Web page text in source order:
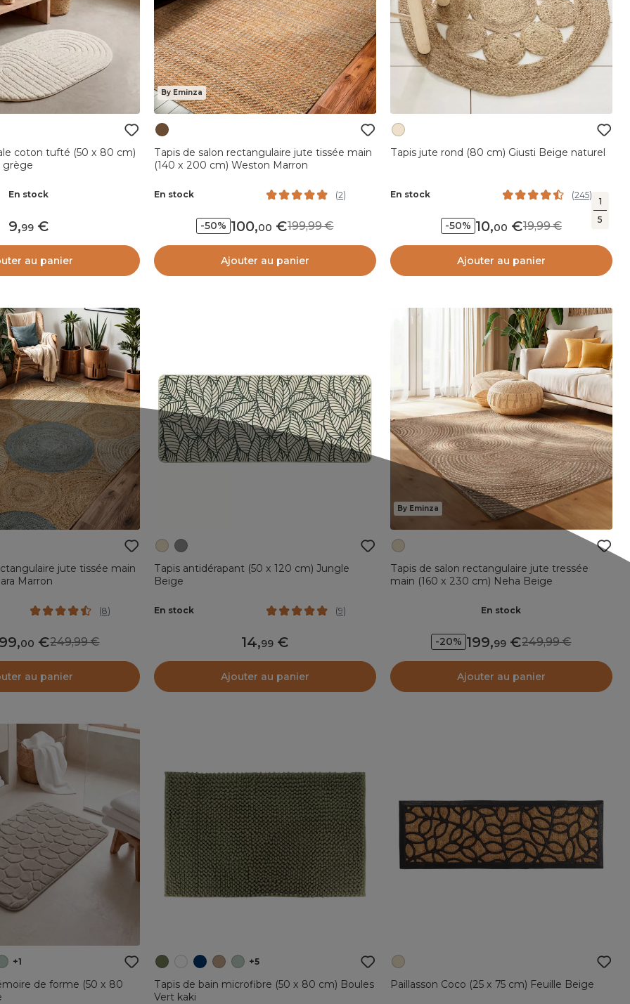
1
5
coton tufté (50 x 80 cm)
grège
En stock
9,99
au panier
By Eminza
Tapis de salon rectangulaire jute tissée main
(140 x 200 cm) Weston Marron
En stock (2)
-50% 100,00 199,99
Ajouter au panier
Tapis jute rond (80 cm) Giusti Beige naturel
En stock (245)
-50% 10,00 19,99
Ajouter au panier
jute tissée main
Marron
(8)
,00 249,99
au panier
Tapis antidérapant (50 x 120 cm) Jungle
Beige
En stock (9)
14,99
Ajouter au panier
By Eminza
Tapis de salon rectangulaire jute tressée
main (160 x 230 cm) Neha Beige
En stock
-20% 199,99 249,99
Ajouter au panier
+1
de forme (50 x 80
+5
Tapis de bain microfibre (50 x 80 cm) Boules
Vert kaki
Paillasson Coco (25 x 75 cm) Feuille Beige